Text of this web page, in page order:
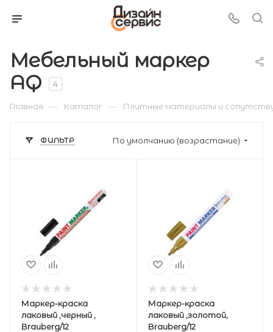
Мебельный маркер
AQ
4
Главная — Каталог — Плитные материалы и
ФИЛЬТР По умолчанию (возрастание)
Маркер-краска
лаковый ,черный ,
Brauberg/12
Маркер-краска
лаковый ,золотой,
Brauberg/12